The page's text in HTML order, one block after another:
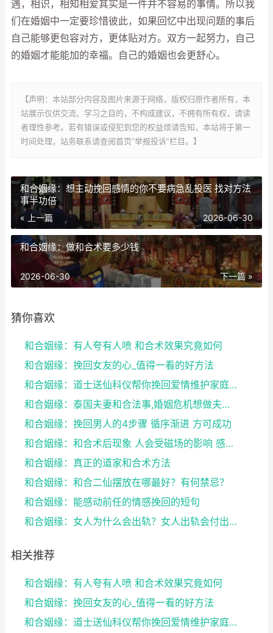
遇，相识，相知相爱其实是一件并不容易的事情。所以我
们在婚姻中一定要珍惜彼此，如果回忆中出现问题的事后
自己能够更包容对方，更体贴对方。双方一起努力，自己
的婚姻才能能加的幸福。自己的婚姻也会更舒心。
【声明：本站部分内容及图片来源于网络，版权归原作者所有，本
站展示仅供交流、学习之目的，不构成建议，不拥有所有权，请读
者理性参考。若有错误或侵犯到您的权益烦请告知，本站将于第一
时间处理，站务联系请查阅首页“举报投诉”栏目。】
和合姻缘：想主动挽回感情的你不要病急乱投医 找对方法
事半功倍
« 上一篇 2026-06-30
和合姻缘：做和合术要多少钱
下一篇 »
2026-06-30
猜你喜欢
和合姻缘：有人夸有人喷 和合术效果究竟如何
和合姻缘：挽回女友的心_值得一看的好方法
和合姻缘：道士送仙科仪帮你挽回爱情维护家庭完整
和合姻缘：泰国夫妻和合法事,婚姻危机想做夫妻和合法...
和合姻缘：挽回男人的4步骤 循序渐进 方可成功
和合姻缘：和合术后现象 人会受磁场的影响 感到头晕...
和合姻缘：真正的道家和合术方法
和合姻缘：和合二仙摆放在哪最好？有何禁忌？
和合姻缘：能感动前任的情感挽回的短句
和合姻缘：女人为什么会出轨？女人出轨会付出感情吗？
相关推荐
和合姻缘：有人夸有人喷 和合术效果究竟如何
和合姻缘：挽回女友的心_值得一看的好方法
和合姻缘：道士送仙科仪帮你挽回爱情维护家庭完整